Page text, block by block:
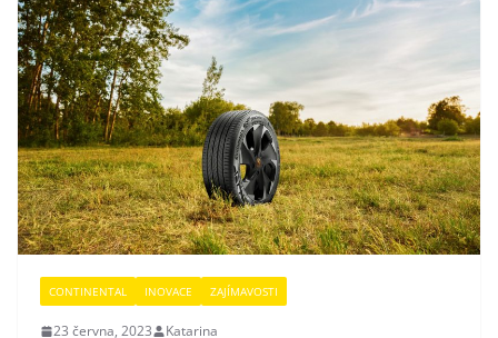
CONTINENTAL INOVACE ZAJÍMAVOSTI
23 června, 2023 Katarina